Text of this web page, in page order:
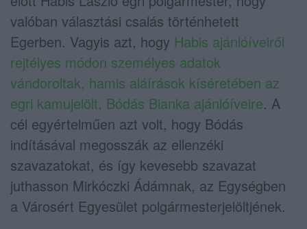
valóban választási csalás történhetett
Egerben. Vagyis azt, hogy Habis ajánlóíveiről
rejtélyes módon személyes adatok
vándoroltak, hamis aláírások kíséretében az
egri kamujelölt, Bódás Bianka ajánlóíveire. A
cél egyértelműen azt volt, hogy Bódás
indításával megosszák az ellenzéki
szavazatokat, és így kevesebb szavazat
juthasson Mirkóczki Ádámnak, az Egységben
a Városért Egyesület polgármesterjelöltjének.